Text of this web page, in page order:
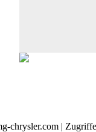
chrysler.com |